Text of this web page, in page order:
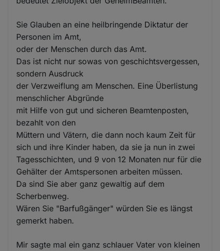
Sie Glauben an eine heilbringende Diktatur der
Personen im Amt,
oder der Menschen durch das Amt.
Das ist nicht nur sowas von geschichtsvergessen,
sondern Ausdruck
der Verzweiflung am Menschen. Eine Überlistung
menschlicher Abgründe
mit Hilfe von gut und sicheren Beamtenposten,
bezahlt von den
Müttern und Vätern, die dann noch kaum Zeit für
sich und ihre Kinder haben, da sie ja nun in zwei
Tagesschichten, und 9 von 12 Monaten nur für die
Gehälter der Amtspersonen arbeiten müssen.
Da sind Sie aber ganz gewaltig auf dem
Scherbenweg.
Wären Sie "Barfußgänger" würden Sie es längst
gemerkt haben.
Mir sagte mal ein ganz schlauer Vater von kleinen